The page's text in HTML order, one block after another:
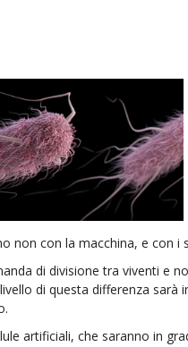
non con la macchina, e con i
di divisione tra viventi e
di questa differenza
artificiali, che saranno in